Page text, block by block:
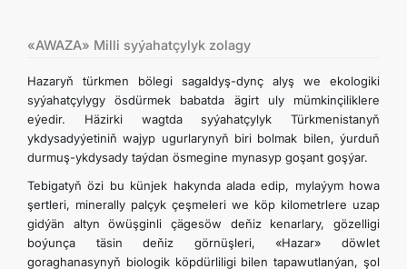
HABARLAR
TÜRKMENISTAN
KONSULLYK HYZMATLARY
DIM
ARAGATNAŞYK
«AWAZA» Milli syýahatçylyk zolagy
Hazaryň türkmen bölegi sagaldyş-dynç alyş we ekologiki
syýahatçylygy ösdürmek babatda ägirt uly mümkinçiliklere
eýedir. Häzirki wagtda syýahatçylyk Türkmenistanyň
ykdysadyýetiniň wajyp ugurlarynyň biri bolmak bilen, ýurduň
durmuş-ykdysady taýdan ösmegine mynasyp goşant goşýar.
Tebigatyň özi bu künjek hakynda alada edip, mylaýym howa
şertleri, minerally palçyk çeşmeleri we köp kilometrlere uzap
gidýän altyn öwüşginli çägesöw deňiz kenarlary, gözelligi
boýunça täsin deňiz görnüşleri, «Hazar» döwlet
goraghanasynyň biologik köpdürliligi bilen tapawutlanýan, şol